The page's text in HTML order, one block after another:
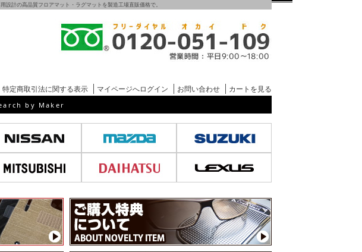
計の高品質フロアマット・ラグマットを製造工場直販価格で。
特定商取引法に関する表示 マイページへログイン お問い合わせ カートを見る
by Maker